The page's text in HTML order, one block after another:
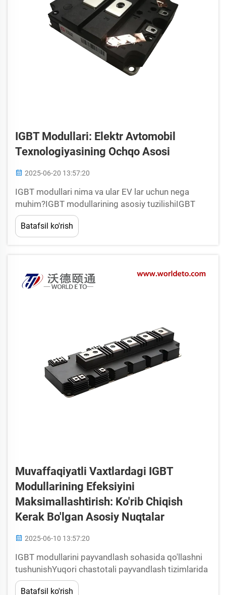
IGBT Modullari: Elektr Avtomobil
Texnologiyasining Ochqo Asosi
2025-06-20 13:57:20
IGBT modullari nima va ular EV lar uchun nega
muhim?IGBT modullarining asosiy tuzilishiIGBT
modullari yangi avlod elektr transport vositalarida
(EV) kalit qism hisoblanadi, ular murakkab
tuzilishga ega. Bu modullar umuman inkor...
Batafsil ko'rish
Muvaffaqiyatli Vaxtlardagi IGBT
Modullarining Efeksiyini
Maksimallashtirish: Ko'rib Chiqish
Kerak Bo'lgan Asosiy Nuqtalar
2025-06-10 13:57:20
IGBT modullarini payvandlash sohasida qo'llashni
tushunishYuqori chastotali payvandlash tizimlarida
IGBT modullarining roliYuqori chastotali
Batafsil ko'rish